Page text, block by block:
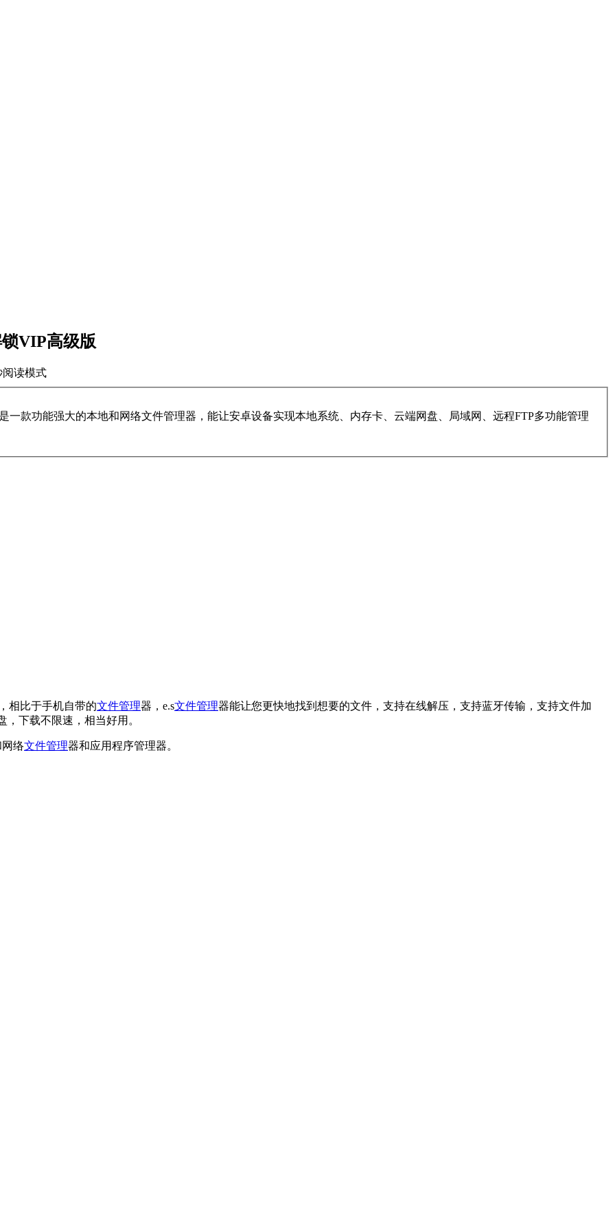
VIP高级版
阅读模式
一款功能强大的本地和网络文件管理器，能让安卓设备实现本地系统、内存卡、云端网盘、局域网、远程FTP多功能管理
相比于手机自带的文件管理器，e.s文件管理器能让您更快地找到想要的文件，支持在线解压，支持蓝牙传输，支持文件加
，下载不限速，相当好用。
网络文件管理器和应用程序管理器。